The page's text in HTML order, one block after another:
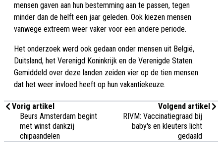
mensen gaven aan hun bestemming aan te passen, tegen
minder dan de helft een jaar geleden. Ook kiezen mensen
vanwege extreem weer vaker voor een andere periode.
Het onderzoek werd ook gedaan onder mensen uit België,
Duitsland, het Verenigd Koninkrijk en de Verenigde Staten.
Gemiddeld over deze landen zeiden vier op de tien mensen
dat het weer invloed heeft op hun vakantiekeuze.
Vorig artikel
Beurs Amsterdam begint
met winst dankzij
chipaandelen
Volgend artikel
RIVM: Vaccinatiegraad bij
baby's en kleuters licht
gedaald